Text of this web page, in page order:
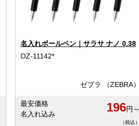
名入れボールペン｜サラサ ナノ 0.38
OZ-11142*
ゼブラ （ZEBRA）
最安価格
名入れ込み
196円～
（税込）